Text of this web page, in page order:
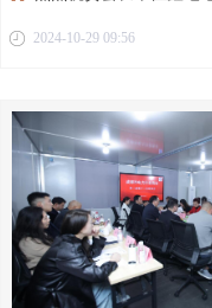
新蓉电缆荣获“成都工业精品”
2024-10-29 09:56